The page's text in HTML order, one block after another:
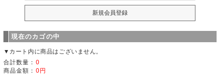
現在のカゴの中
▼カート内に商品はございません。
合計数量： 0
商品金額： 0円